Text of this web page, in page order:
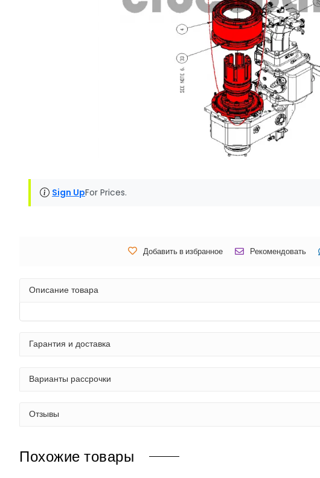
Sign UpFor Prices.
Добавить в избранное Рекомендовать
Описание товара
Гарантия и доставка
Варианты рассрочки
Отзывы
Похожие товары